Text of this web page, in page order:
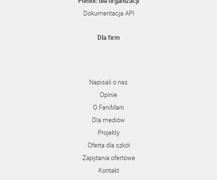
Dokumentacja API
Dla firm
Napisali o nas
Opinie
O FaniMani
Dla mediów
Projekty
Oferta dla szkół
Zapytania ofertowe
Kontakt